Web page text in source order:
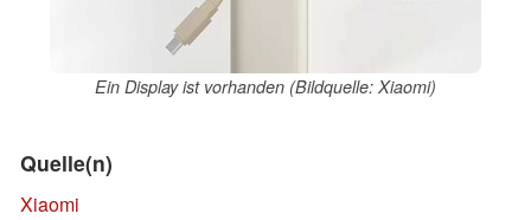
Ein Display ist vorhanden (Bildquelle: Xiaomi)
Quelle(n)
Xiaomi